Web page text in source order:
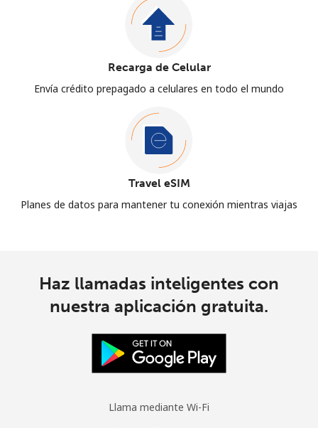
Recarga de Celular
Envía crédito prepagado a celulares en todo el mundo
Travel eSIM
Planes de datos para mantener tu conexión mientras viajas
Haz llamadas inteligentes con
nuestra aplicación gratuita.
Llama mediante Wi-Fi